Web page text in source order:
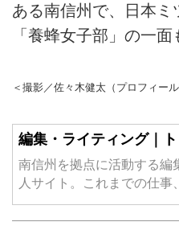
ある南信州で、日本ミ
「養蜂女子部」の一面
＜撮影／佐々木健太（プロフィー
編集・ライティング｜
南信州を拠点に活動する編
人サイト。これまでの仕事